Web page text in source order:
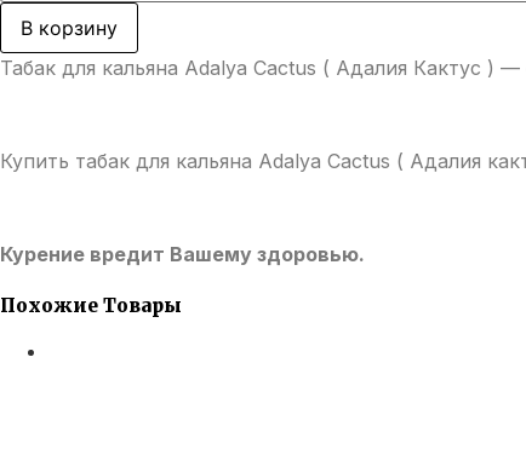
для
кальяна
Adalya
Cactus
)
В корзину
Табак для кальяна Adalya Cactus ( Адалия Кактус )
Купить табак для кальяна Adalya Cactus ( Адалия
Курение вредит Вашему здоровью.
Похожие Товары